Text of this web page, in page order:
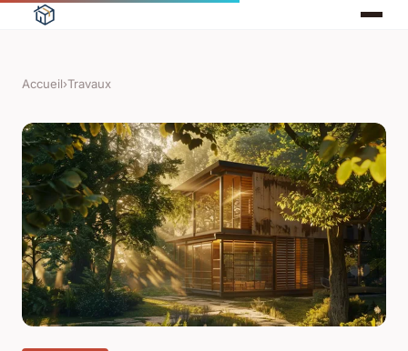
Accueil›Travaux